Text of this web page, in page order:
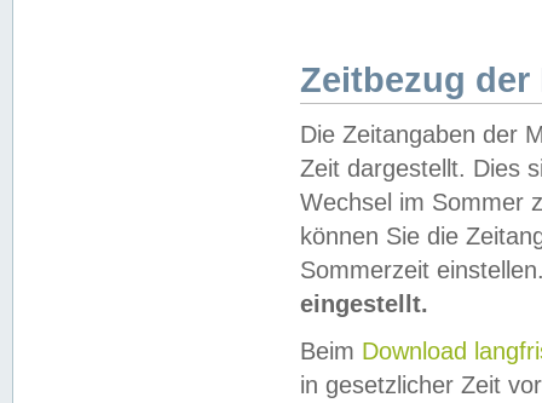
Zeitbezug der
Die Zeitangaben der
Zeit dargestellt. Dies
Wechsel im Sommer
können Sie die
Sommerzeit
eingestellt.
Beim Download
in gesetzlicher Zeit